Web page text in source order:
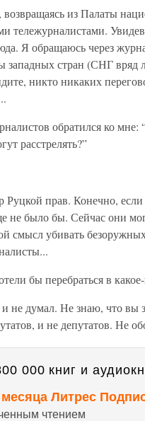
возвращаясь из Палаты
тележурналистами.
Я обращаюсь через
западных стран (СНГ вряд
никто никаких
обратился ко
расстрелять?”
прав. Конечно,
не было бы. Сейчас они
смысл убивать
бы перебраться в какое-
не думал. Не знаю, что вы
и не депутатов. Не
000 книг и
Литрес
чтением